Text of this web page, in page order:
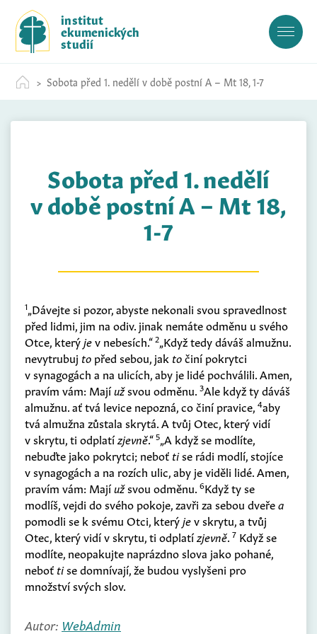
c
institut
ekumenických
studií
Sobota před 1. nedělí v době postní A – Mt 18, 1-7
Sobota před 1. nedělí
v době postní A – Mt 18,
1-7
1„Dávejte si pozor, abyste nekonali svou spravedlnost
před lidmi, jim na odiv. jinak nemáte odměnu u svého
Otce, kterýjev nebesích.“2„Když tedy dáváš almužnu.
nevytrubuj to před sebou, jak točiní pokrytci
v synagogách a na ulicích, aby je lidé pochválili. Amen,
pravím vám: Majíužsvou odměnu. 3Ale když ty dáváš
almužnu. ať tvá levice nepozná, co činí pravice, 4aby
tvá almužna zůstala skrytá. A tvůj Otec, který vidí
v skrytu, ti odplatízjevně.“ 5„A když se modlíte,
nebuďte jako pokrytci; neboť tise rádi modlí, stojíce
v synagogách a na rozích ulic, aby je viděli lidé. Amen,
pravím vám: Majíužsvou odměnu. 6Když ty se
modlíš, vejdi do svého pokoje, zavři za sebou dveřea
pomodli se k svému Otci, kterýjev skrytu, a tvůj
Otec, který vidí v skrytu, ti odplatízjevně. 7 Když se
modlíte, neopakujte naprázdno slova jako pohané,
neboť tise domnívají, že budou vyslyšeni pro
množství svých slov.
Autor: WebAdmin